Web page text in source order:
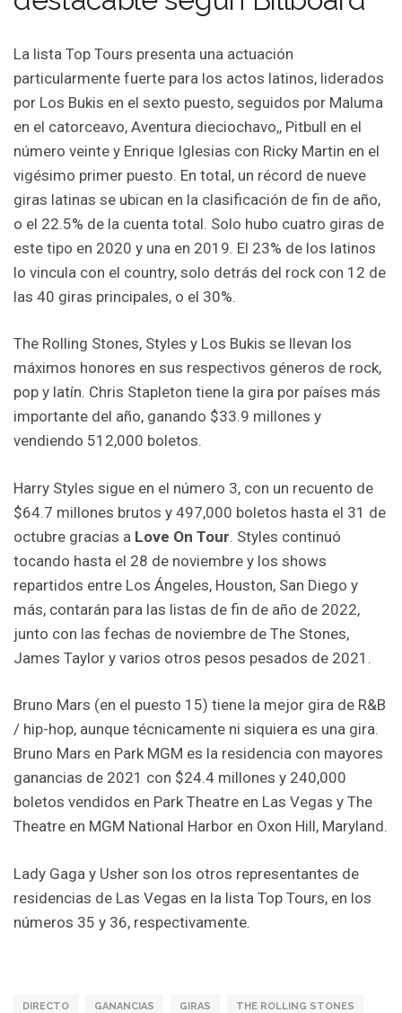
La lista Top Tours presenta una actuación
particularmente fuerte para los actos latinos, liderados
por Los Bukis en el sexto puesto, seguidos por Maluma
en el catorceavo, Aventura dieciochavo,, Pitbull en el
número veinte y Enrique Iglesias con Ricky Martin en el
vigésimo primer puesto. En total, un récord de nueve
giras latinas se ubican en la clasificación de fin de año,
o el 22.5% de la cuenta total. Solo hubo cuatro giras de
este tipo en 2020 y una en 2019. El 23% de los latinos
lo vincula con el country, solo detrás del rock con 12 de
las 40 giras principales, o el 30%.
The Rolling Stones, Styles y Los Bukis se llevan los
máximos honores en sus respectivos géneros de rock,
pop y latín. Chris Stapleton tiene la gira por países más
importante del año, ganando $33.9 millones y
vendiendo 512,000 boletos.
Harry Styles sigue en el número 3, con un recuento de
$64.7 millones brutos y 497,000 boletos hasta el 31 de
octubre gracias a Love On Tour. Styles continuó
tocando hasta el 28 de noviembre y los shows
repartidos entre Los Ángeles, Houston, San Diego y
más, contarán para las listas de fin de año de 2022,
junto con las fechas de noviembre de The Stones,
James Taylor y varios otros pesos pesados ​​de 2021.
Bruno Mars (en el puesto 15) tiene la mejor gira de R&B
/ hip-hop, aunque técnicamente ni siquiera es una gira.
Bruno Mars en Park MGM es la residencia con mayores
ganancias de 2021 con $24.4 millones y 240,000
boletos vendidos en Park Theatre en Las Vegas y The
Theatre en MGM National Harbor en Oxon Hill, Maryland.
Lady Gaga y Usher son los otros representantes de
residencias de Las Vegas en la lista Top Tours, en los
números 35 y 36, respectivamente.
DIRECTO GANANCIAS GIRAS THE ROLLING STONES